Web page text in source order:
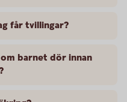
får tvillingar?
barnet dör innan